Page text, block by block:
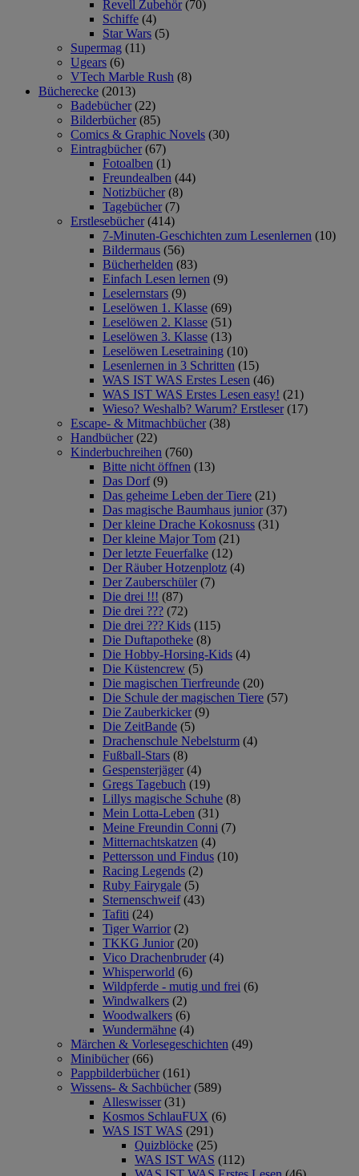
Revell Zubehör (70)
Schiffe (4)
Star Wars (5)
Supermag (11)
Ugears (6)
VTech Marble Rush (8)
Bücherecke (2013)
Badebücher (22)
Bilderbücher (85)
Comics & Graphic Novels (30)
Eintragbücher (67)
Fotoalben (1)
Freundealben (44)
Notizbücher (8)
Tagebücher (7)
Erstlesebücher (414)
7-Minuten-Geschichten zum Lesenlernen (10)
Bildermaus (56)
Bücherhelden (83)
Einfach Lesen lernen (9)
Leselernstars (9)
Leselöwen 1. Klasse (69)
Leselöwen 2. Klasse (51)
Leselöwen 3. Klasse (13)
Leselöwen Lesetraining (10)
Lesenlernen in 3 Schritten (15)
WAS IST WAS Erstes Lesen (46)
WAS IST WAS Erstes Lesen easy! (21)
Wieso? Weshalb? Warum? Erstleser (17)
Escape- & Mitmachbücher (38)
Handbücher (22)
Kinderbuchreihen (760)
Bitte nicht öffnen (13)
Das Dorf (9)
Das geheime Leben der Tiere (21)
Das magische Baumhaus junior (37)
Der kleine Drache Kokosnuss (31)
Der kleine Major Tom (21)
Der letzte Feuerfalke (12)
Der Räuber Hotzenplotz (4)
Der Zauberschüler (7)
Die drei !!! (87)
Die drei ??? (72)
Die drei ??? Kids (115)
Die Duftapotheke (8)
Die Hobby-Horsing-Kids (4)
Die Küstencrew (5)
Die magischen Tierfreunde (20)
Die Schule der magischen Tiere (57)
Die Zauberkicker (9)
Die ZeitBande (5)
Drachenschule Nebelsturm (4)
Fußball-Stars (8)
Gespensterjäger (4)
Gregs Tagebuch (19)
Lillys magische Schuhe (8)
Mein Lotta-Leben (31)
Meine Freundin Conni (7)
Mitternachtskatzen (4)
Pettersson und Findus (10)
Racing Legends (2)
Ruby Fairygale (5)
Sternenschweif (43)
Tafiti (24)
Tiger Warrior (2)
TKKG Junior (20)
Vico Drachenbruder (4)
Whisperworld (6)
Wildpferde - mutig und frei (6)
Windwalkers (2)
Woodwalkers (6)
Wundermähne (4)
Märchen & Vorlesegeschichten (49)
Minibücher (66)
Pappbilderbücher (161)
Wissens- & Sachbücher (589)
Alleswisser (31)
Kosmos SchlauFUX (6)
WAS IST WAS (291)
Quizblöcke (25)
WAS IST WAS (112)